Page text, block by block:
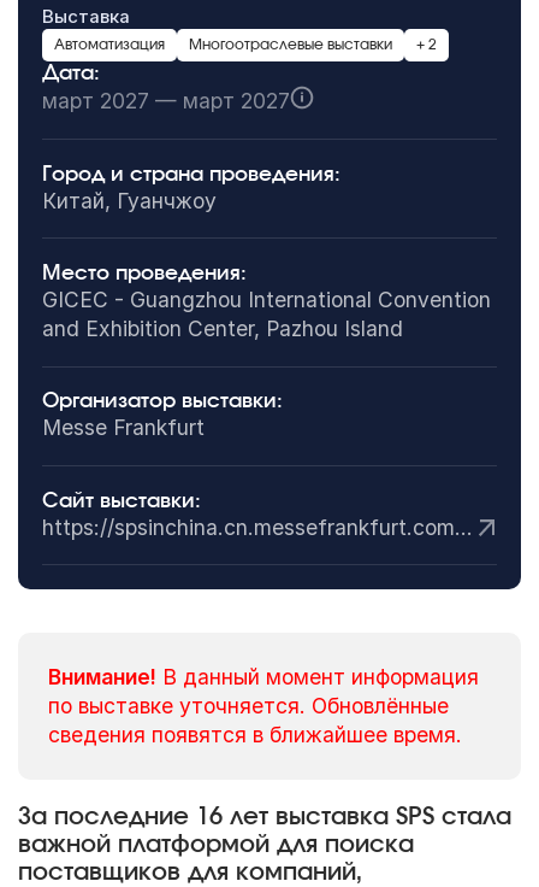
Выставка
Автоматизация Многоотраслевые выставки + 2
Дата:
март 2027 — март 2027
Город и страна проведения:
Китай, Гуанчжоу
Место проведения:
GICEC - Guangzhou International Convention
and Exhibition Center, Pazhou Island
Организатор выставки:
Messe Frankfurt
Сайт выставки:
https://spsinchina.cn.messefrankfurt.com/guangzhou/en.html
Внимание! В данный момент информация
по выставке уточняется. Обновлённые
сведения появятся в ближайшее время.
За последние 16 лет выставка SPS стала
важной платформой для поиска
поставщиков для компаний,